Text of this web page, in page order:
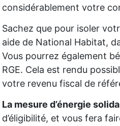
considérablement votre
Sachez que pour isoler
aide de National Habitat,
Vous pourrez également
RGE. Cela est rendu
votre revenu fiscal de
La mesure d’énergie
d’éligibilité, et vous fera